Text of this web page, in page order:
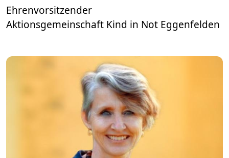
Ehrenvorsitzender
​​​​​​​Aktionsgemeinschaft Kind in Not Eggenfelden